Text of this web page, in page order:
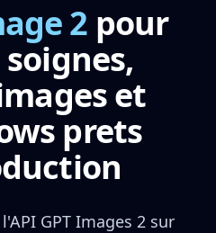
2 pour
et
prets
l'API GPT Images 2 sur